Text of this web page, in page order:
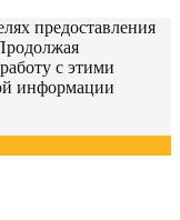
предоставления
с этими
информации